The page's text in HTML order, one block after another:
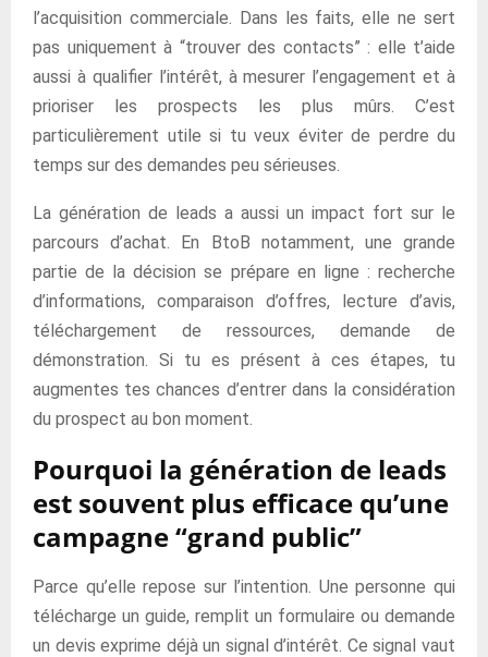
l’acquisition commerciale. Dans les faits, elle ne sert
pas uniquement à “trouver des contacts” : elle t’aide
aussi à qualifier l’intérêt, à mesurer l’engagement et à
prioriser les prospects les plus mûrs. C’est
particulièrement utile si tu veux éviter de perdre du
temps sur des demandes peu sérieuses.
La génération de leads a aussi un impact fort sur le
parcours d’achat. En BtoB notamment, une grande
partie de la décision se prépare en ligne : recherche
d’informations, comparaison d’offres, lecture d’avis,
téléchargement de ressources, demande de
démonstration. Si tu es présent à ces étapes, tu
augmentes tes chances d’entrer dans la considération
du prospect au bon moment.
Pourquoi la génération de leads
est souvent plus efficace qu’une
campagne “grand public”
Parce qu’elle repose sur l’intention. Une personne qui
télécharge un guide, remplit un formulaire ou demande
un devis exprime déjà un signal d’intérêt. Ce signal vaut